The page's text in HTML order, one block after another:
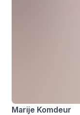
Marije Komdeur